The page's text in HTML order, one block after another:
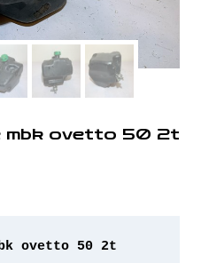
mbk ovetto 50 2t
ovetto 50 2t